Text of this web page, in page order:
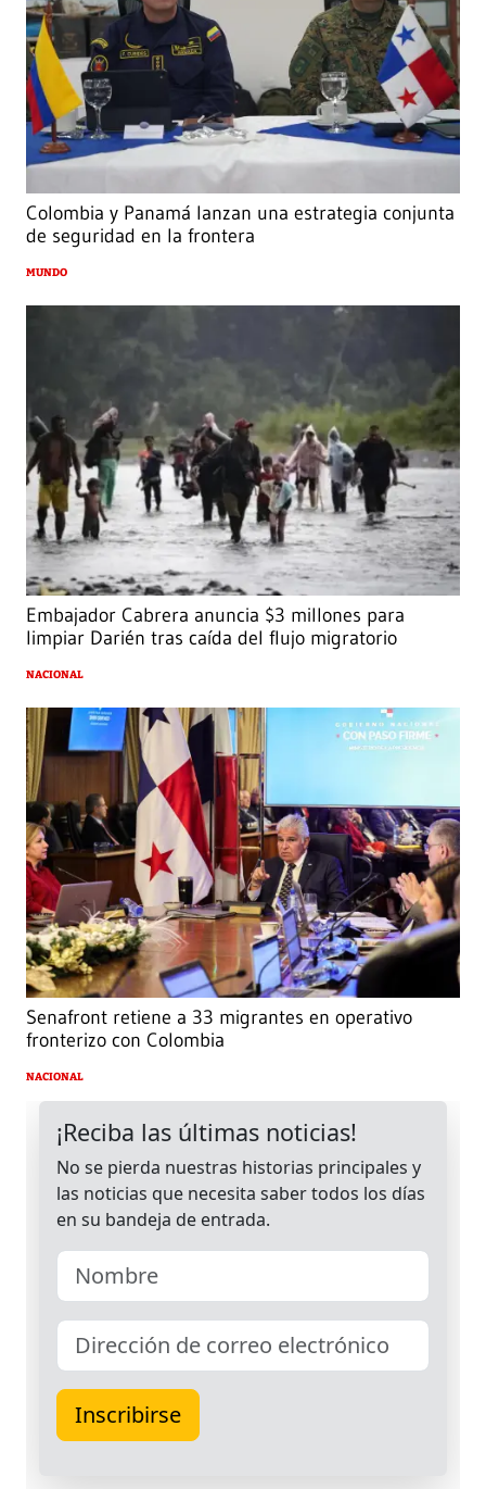
Colombia y Panamá lanzan una estrategia conjunta
de seguridad en la frontera
MUNDO
Embajador Cabrera anuncia $3 millones para
limpiar Darién tras caída del flujo migratorio
NACIONAL
Senafront retiene a 33 migrantes en operativo
fronterizo con Colombia
NACIONAL